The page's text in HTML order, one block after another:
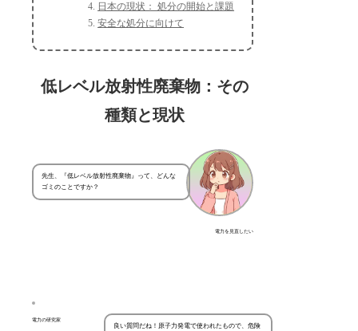
日本の現状： 処分の開始と課題
安全な処分に向けて
低レベル放射性廃棄物：その
種類と現状
電力を見直したい
先生、『低レベル放射性廃棄物』って、どんな
ゴミのことですか？
電力の研究家
良い質問だね！原子力発電で使われたもので、危険